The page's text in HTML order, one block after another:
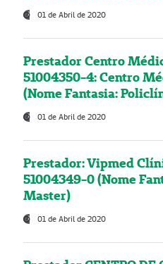
01 de Abril de 2020
Prestador Centro
51004350-4: Centro
(Nome Fantasia:
01 de Abril de 2020
Prestador: Vipmed
51004349-0 (Nome
Master)
01 de Abril de 2020